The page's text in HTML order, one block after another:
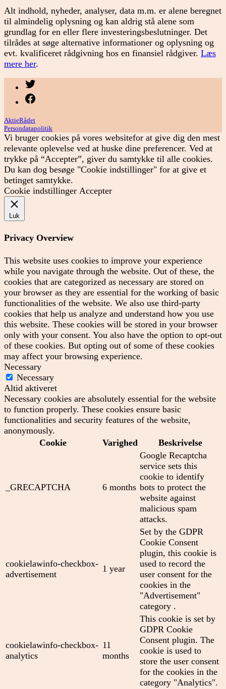
Alt indhold, nyheder, analyser, data m.m. er alene beregnet
til almindelig oplysning og kan aldrig stå alene som
grundlag for en eller flere investeringsbeslutninger. Det
tilrådes at søge alternative informationer og oplysning og
evt. kvalificeret rådgivning hos en finansiel rådgiver. Læs
mere her.
AktieRådet
Persondatapolitik
Vi bruger cookies på vores websitefor at give dig den mest
relevante oplevelse ved at huske dine preferencer. Ved at
trykke på “Accepter”, giver du samtykke til alle cookies.
Du kan dog besøge "Cookie indstillinger" for at give et
betinget samtykke.
Cookie indstillinger Accepter
Luk
Privacy Overview
This website uses cookies to improve your experience
while you navigate through the website. Out of these, the
cookies that are categorized as necessary are stored on
your browser as they are essential for the working of basic
functionalities of the website. We also use third-party
cookies that help us analyze and understand how you use
this website. These cookies will be stored in your browser
only with your consent. You also have the option to opt-out
of these cookies. But opting out of some of these cookies
may affect your browsing experience.
Necessary
Necessary
Altid aktiveret
Necessary cookies are absolutely essential for the website
to function properly. These cookies ensure basic
functionalities and security features of the website,
anonymously.
Cookie
Varighed Beskrivelse
_GRECAPTCHA 6 months
Google Recaptcha
service sets this
cookie to identify
bots to protect the
website against
malicious spam
attacks.
cookielawinfo-checkbox-
advertisement
1 year
Set by the GDPR
Cookie Consent
plugin, this cookie is
used to record the
user consent for the
cookies in the
"Advertisement"
category .
cookielawinfo-checkbox-
analytics
11
months
This cookie is set by
GDPR Cookie
Consent plugin. The
cookie is used to
store the user consent
for the cookies in the
category "Analytics".